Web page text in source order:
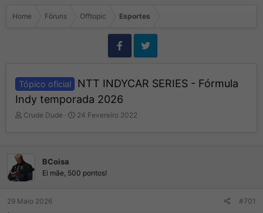
Home Fóruns Offtopic Esportes
Tópico oficial
NTT INDYCAR SERIES - Fórmula
Indy temporada 2026
I
r
Crude Dude
D
I
24 Fevereiro 2022
BCoisa
Ei mãe, 500 pontos!
29 Maio 2026 #701